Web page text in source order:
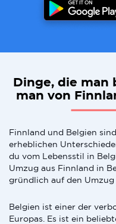
Dinge, die man
man von
Finnland und Belgien
erheblichen
du vom Lebensstil in
Umzug aus Finnland in
gründlich auf den Umzug
Belgien ist einer der
Europas. Es ist ein